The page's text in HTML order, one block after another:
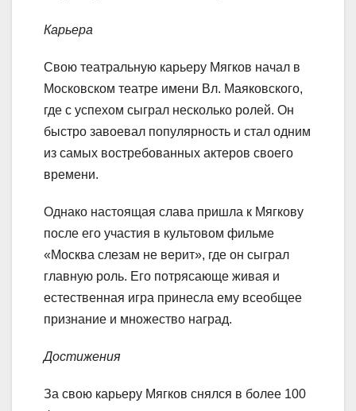
Карьера
Свою театральную карьеру Мягков начал в
Московском театре имени Вл. Маяковского,
где с успехом сыграл несколько ролей. Он
быстро завоевал популярность и стал одним
из самых востребованных актеров своего
времени.
Однако настоящая слава пришла к Мягкову
после его участия в культовом фильме
«Москва слезам не верит», где он сыграл
главную роль. Его потрясающе живая и
естественная игра принесла ему всеобщее
признание и множество наград.
Достижения
За свою карьеру Мягков снялся в более 100